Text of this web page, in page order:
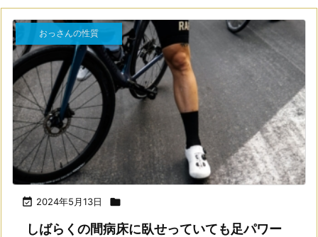
 2024年5月13日 
おっさんの性質
しばらくの間病床に臥せっていても足パワー